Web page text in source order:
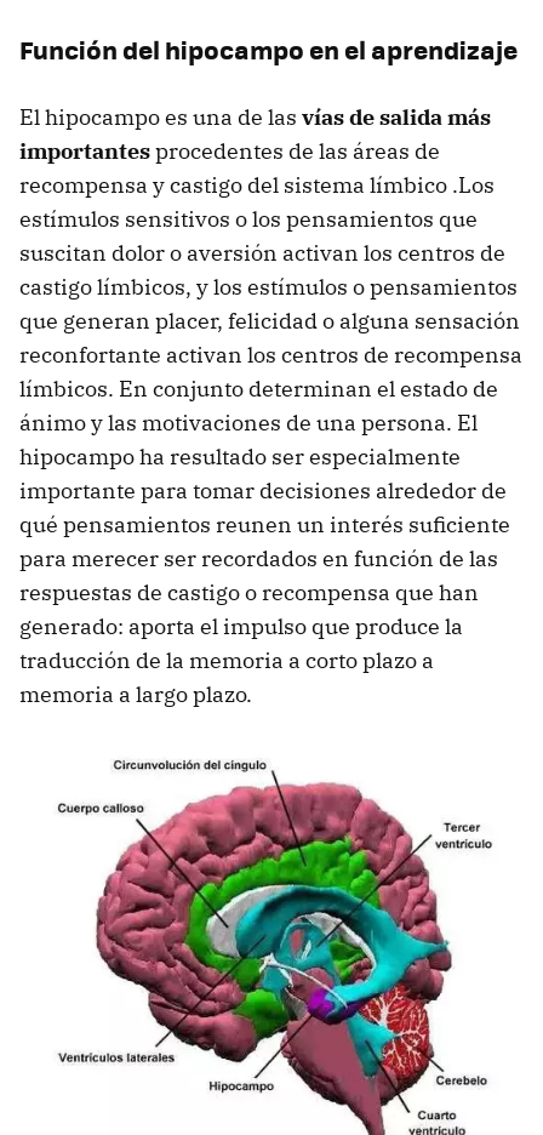
Función del hipocampo en el aprendizaje
El hipocampo es una de las vías de salida más
importantesprocedentes de las áreas de
recompensa y castigo del sistema límbico .Los
estímulos sensitivos o los pensamientos que
suscitan dolor o aversión activan los centros de
castigo límbicos, y los estímulos o pensamientos
que generan placer, felicidad o alguna sensación
reconfortante activan los centros de recompensa
límbicos. En conjunto determinan el estado de
ánimo y las motivaciones de una persona. El
hipocampo ha resultado ser especialmente
importante para tomar decisiones alrededor de
qué pensamientos reunen un interés suficiente
para merecer ser recordados en función de las
respuestas de castigo o recompensa que han
generado: aporta el impulso que produce la
traducción de la memoria a corto plazo a
memoria a largo plazo.